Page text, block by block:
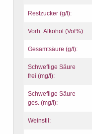
Restzucker (g/l):
Vorh. Alkohol (Vol%):
Gesamtsäure (g/l):
Schweflige Säure
frei (mg/l):
Schweflige Säure
ges. (mg/l):
Weinstil: